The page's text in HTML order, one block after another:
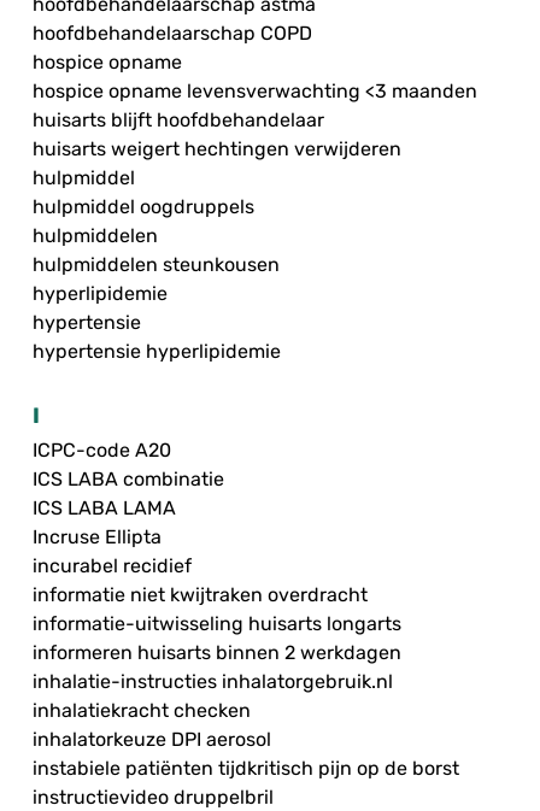
hoofdbehandelaarschap COPD
hospice opname
hospice opname levensverwachting <3 maanden
huisarts blijft hoofdbehandelaar
huisarts weigert hechtingen verwijderen
hulpmiddel
hulpmiddel oogdruppels
hulpmiddelen
hulpmiddelen steunkousen
hyperlipidemie
hypertensie
hypertensie hyperlipidemie
I
ICPC-code A20
ICS LABA combinatie
ICS LABA LAMA
Incruse Ellipta
incurabel recidief
informatie niet kwijtraken overdracht
informatie-uitwisseling huisarts longarts
informeren huisarts binnen 2 werkdagen
inhalatie-instructies inhalatorgebruik.nl
inhalatiekracht checken
inhalatorkeuze DPI aerosol
instabiele patiënten tijdkritisch pijn op de borst
instructievideo druppelbril